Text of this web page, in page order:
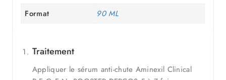
Format
90 ML
Traitement
Appliquer le sérum anti-chute Aminexil Clinical